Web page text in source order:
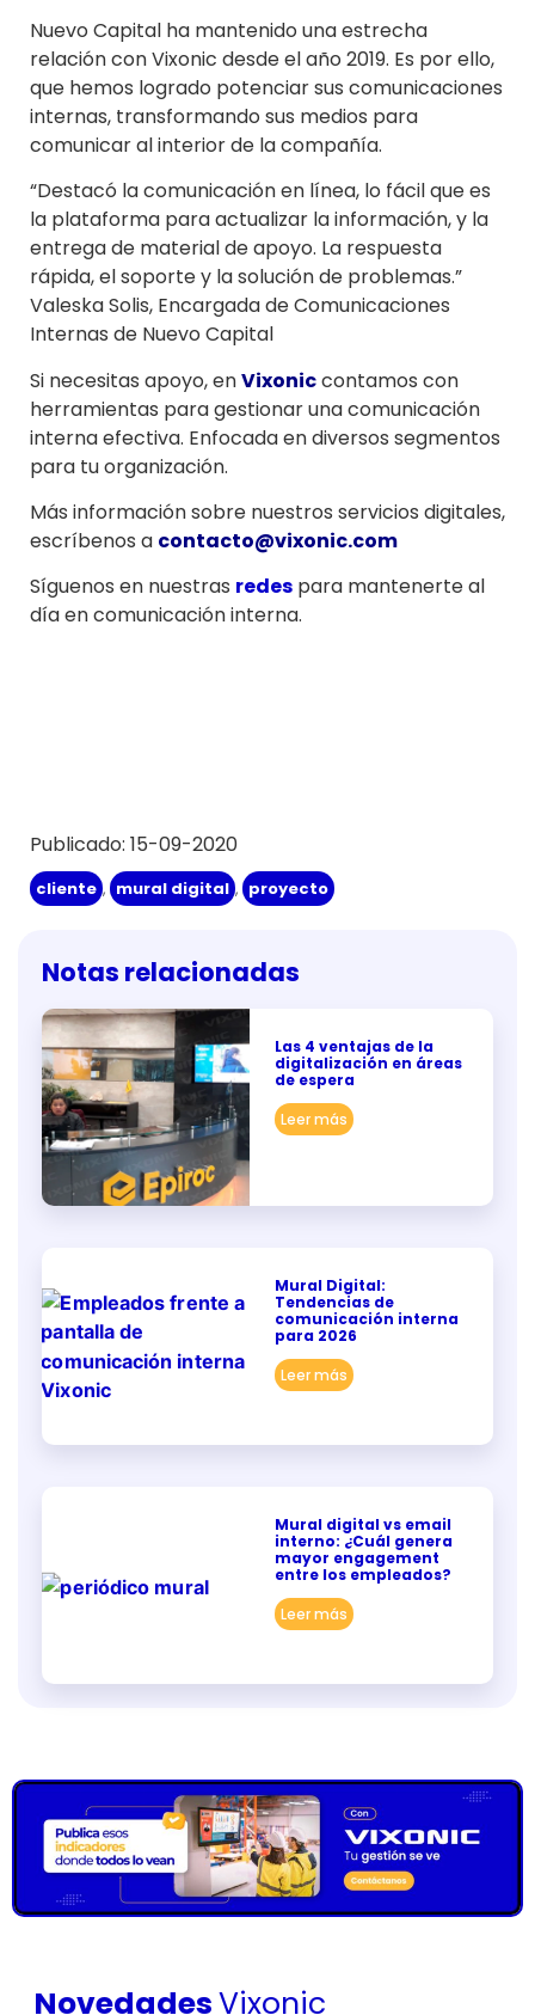
Nuevo Capital ha mantenido una estrecha
relación con Vixonic desde el año 2019. Es por ello,
que hemos logrado potenciar sus comunicaciones
internas, transformando sus medios para
comunicar al interior de la compañía.
“Destacó la comunicación en línea, lo fácil que es
la plataforma para actualizar la información, y la
entrega de material de apoyo. La respuesta
rápida, el soporte y la solución de problemas.”
Valeska Solis, Encargada de Comunicaciones
Internas de Nuevo Capital
Si necesitas apoyo, enVixoniccontamos con
herramientas para gestionar una comunicación
interna efectiva. Enfocada en diversos segmentos
para tu organización.
Más información sobre nuestros servicios digitales,
escríbenos a contacto@vixonic.com
Síguenos en nuestras redes para mantenerte al
día en comunicación interna.
Publicado: 15-09-2020
cliente , mural digital , proyecto
Notas relacionadas
Las 4 ventajas de la
digitalización en áreas
de espera
Leer más
Mural Digital:
Tendencias de
comunicación interna
para 2026
Leer más
Mural digital vs email
interno: ¿Cuál genera
mayor engagement
entre los empleados?
Leer más
NovedadesVixonic